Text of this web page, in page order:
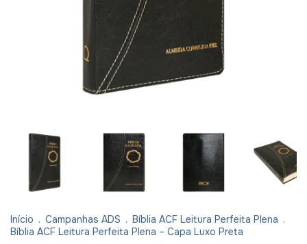
Início . Campanhas ADS . Bíblia ACF Leitura Perfeita Plena .
Bíblia ACF Leitura Perfeita Plena – Capa Luxo Preta